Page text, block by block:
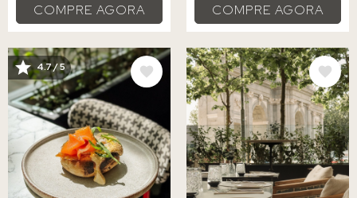
COMPRE AGORA
COMPRE AGORA
IMAGEM
4.7 / 5 IMAGEM